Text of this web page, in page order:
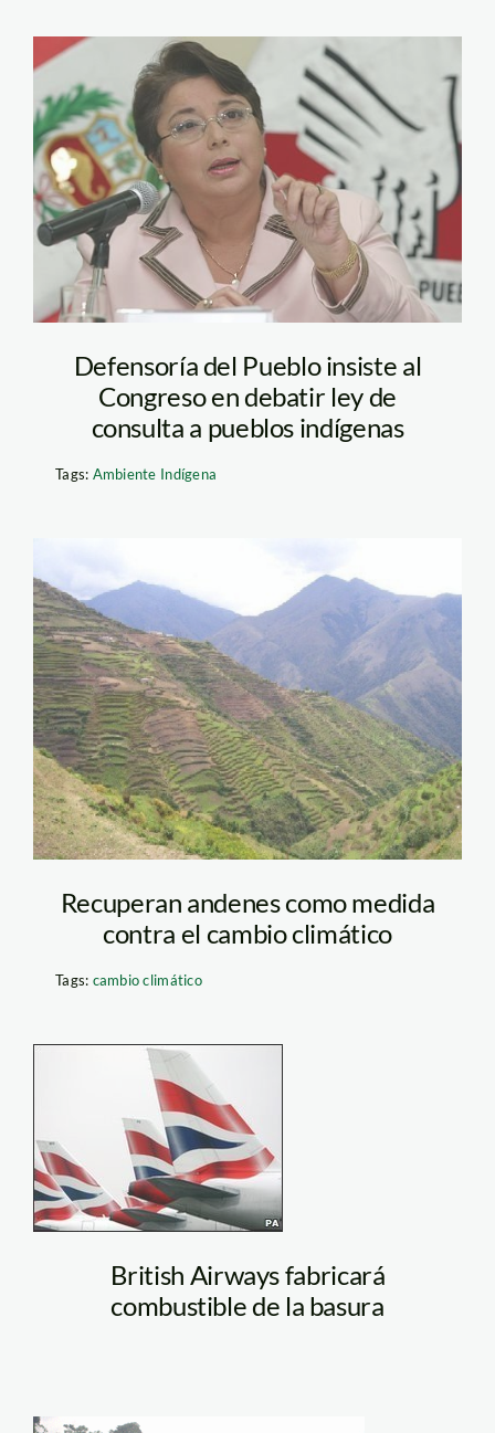
merino_beatriz
Defensoría del Pueblo insiste al
Congreso en debatir ley de
consulta a pueblos indígenas
Tags: Ambiente Indígena
andenes_perugob
Recuperan andenes como medida
contra el cambio climático
Tags: cambio climático
british_airways_ap
British Airways fabricará
combustible de la basura